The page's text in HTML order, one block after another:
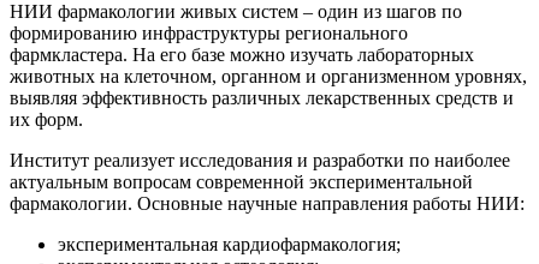
НИИ фармакологии живых систем – один из шагов по
формированию инфраструктуры регионального
фармкластера. На его базе можно изучать лабораторных
животных на клеточном, органном и организменном уровнях,
выявляя эффективность различных лекарственных средств и
их форм.
Институт реализует исследования и разработки по наиболее
актуальным вопросам современной экспериментальной
фармакологии. Основные научные направления работы НИИ:
экспериментальная кардиофармакология;